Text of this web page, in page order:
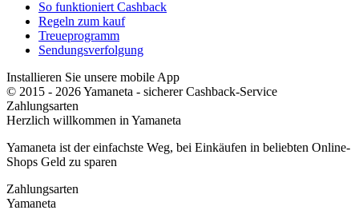
So funktioniert Cashback
Regeln zum kauf
Treueprogramm
Sendungsverfolgung
Installieren Sie unsere mobile App
© 2015 - 2026 Yamaneta - sicherer Cashback-Service
Zahlungsarten
Herzlich willkommen in Yamaneta
Yamaneta ist der einfachste Weg, bei Einkäufen in beliebten Online-
Shops Geld zu sparen
Zahlungsarten
Yamaneta